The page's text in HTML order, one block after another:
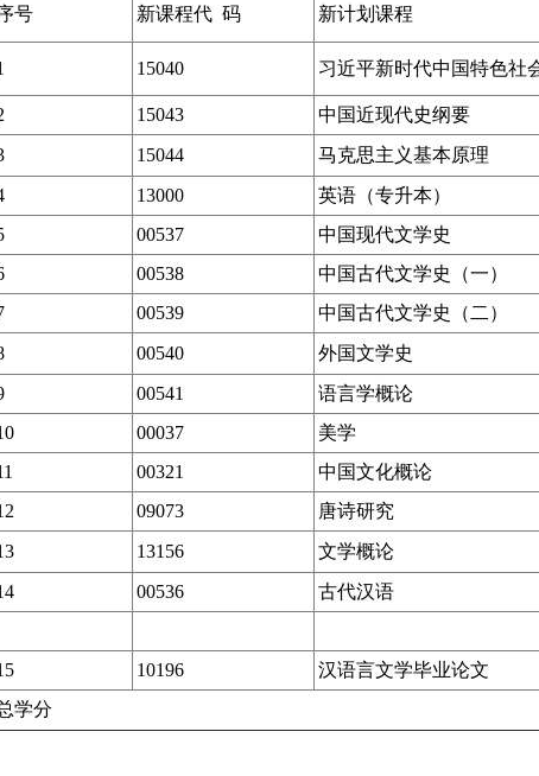
号 新课程代 码 新计划课程
15040 习近平新时代中国特色社
15043 中国近现代史纲要
15044 马克思主义基本原理
13000 英语（专升本）
00537 中国现代文学史
00538 中国古代文学史（一）
00539 中国古代文学史（二）
00540 外国文学史
00541 语言学概论
00037 美学
00321 中国文化概论
09073 唐诗研究
13156 文学概论
00536 古代汉语
10196
汉语言文学毕业论文
学分